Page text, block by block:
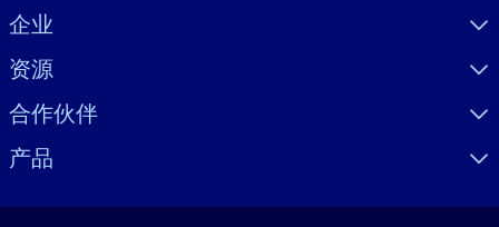
Visually hidden Text
企业
资源
合作伙伴
产品